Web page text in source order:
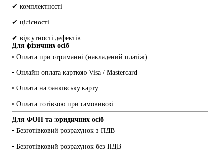
✔ комплектності
✔ цілісності
✔ відсутності дефектів
Для фізичних осіб
• Оплата при отриманні (накладений платіж)
• Онлайн оплата карткою Visa / Mastercard
• Оплата на банківську карту
• Оплата готівкою при самовивозі
Для ФОП та юридичних осіб
• Безготівковий розрахунок з ПДВ
• Безготівковий розрахунок без ПДВ